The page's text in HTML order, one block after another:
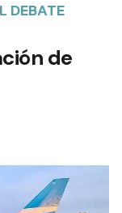
DEBATE
de